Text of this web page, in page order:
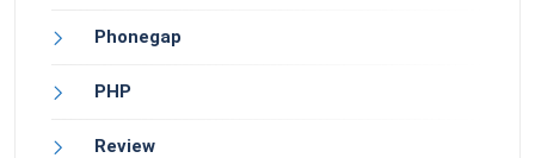
Phonegap
PHP
Review